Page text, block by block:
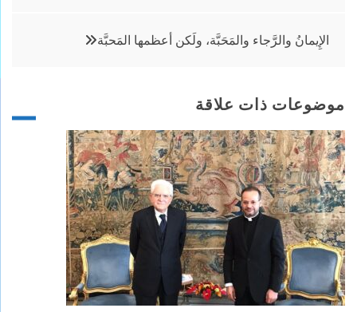
الإِيمانُ والرَّجاء والمَحَبَّة، ولَكن أعظمها المَحبَّة
موضوعات ذات علاقة